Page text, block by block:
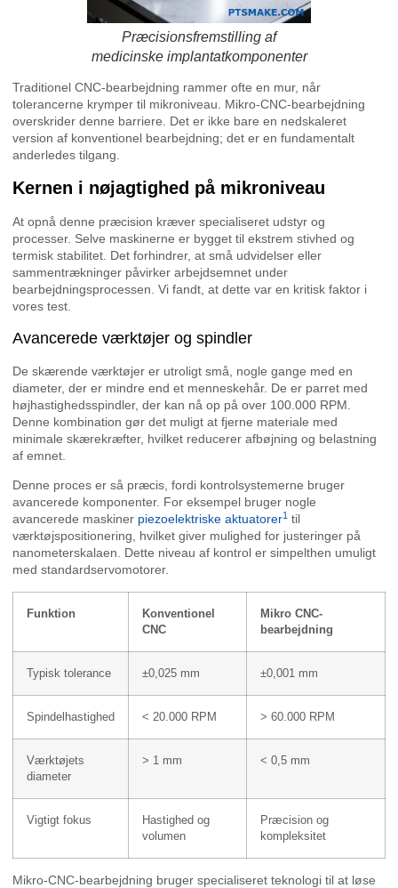
Præcisionsfremstilling af
medicinske implantatkomponenter
Traditionel CNC-bearbejdning rammer ofte en mur, når
tolerancerne krymper til mikroniveau. Mikro-CNC-bearbejdning
overskrider denne barriere. Det er ikke bare en nedskaleret
version af konventionel bearbejdning; det er en fundamentalt
anderledes tilgang.
Kernen i nøjagtighed på mikroniveau
At opnå denne præcision kræver specialiseret udstyr og
processer. Selve maskinerne er bygget til ekstrem stivhed og
termisk stabilitet. Det forhindrer, at små udvidelser eller
sammentrækninger påvirker arbejdsemnet under
bearbejdningsprocessen. Vi fandt, at dette var en kritisk faktor i
vores test.
Avancerede værktøjer og spindler
De skærende værktøjer er utroligt små, nogle gange med en
diameter, der er mindre end et menneskehår. De er parret med
højhastighedsspindler, der kan nå op på over 100.000 RPM.
Denne kombination gør det muligt at fjerne materiale med
minimale skærekræfter, hvilket reducerer afbøjning og belastning
af emnet.
Denne proces er så præcis, fordi kontrolsystemerne bruger
avancerede komponenter. For eksempel bruger nogle
avancerede maskiner piezoelektriske aktuatorer1 til
værktøjspositionering, hvilket giver mulighed for justeringer på
nanometerskalaen. Dette niveau af kontrol er simpelthen umuligt
med standardservomotorer.
Funktion
Konventionel
CNC
Mikro CNC-
bearbejdning
Typisk tolerance ±0,025 mm ±0,001 mm
Spindelhastighed < 20.000 RPM > 60.000 RPM
Værktøjets
diameter
> 1 mm < 0,5 mm
Vigtigt fokus
Hastighed og
volumen
Præcision og
kompleksitet
Mikro-CNC-bearbejdning bruger specialiseret teknologi til at løse